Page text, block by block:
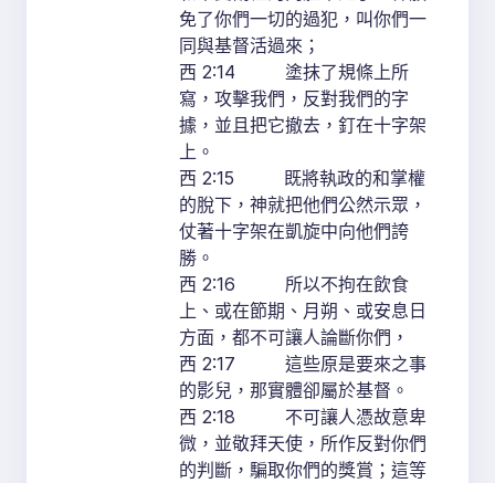
免了你們一切的過犯，叫你們一
同與基督活過來；
西 2:14 塗抹了規條上所
寫，攻擊我們，反對我們的字
據，並且把它撤去，釘在十字架
上。
西 2:15 既將執政的和掌權
的脫下，神就把他們公然示眾，
仗著十字架在凱旋中向他們誇
勝。
西 2:16 所以不拘在飲食
上、或在節期、月朔、或安息日
方面，都不可讓人論斷你們，
西 2:17 這些原是要來之事
的影兒，那實體卻屬於基督。
西 2:18 不可讓人憑故意卑
微，並敬拜天使，所作反對你們
的判斷，騙取你們的獎賞；這等